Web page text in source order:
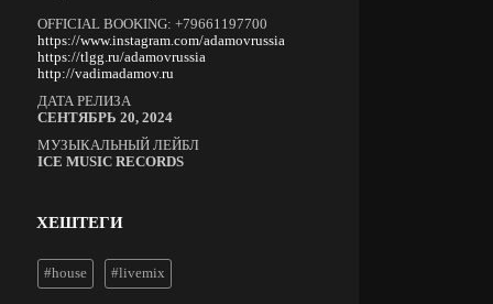
OFFICIAL BOOKING: +79661197700
https://www.instagram.com/adamovrussia
https://tlgg.ru/adamovrussia
http://vadimadamov.ru
ДАТА РЕЛИЗА
СЕНТЯБРЬ 20, 2024
МУЗЫКАЛЬНЫЙ ЛЕЙБЛ
ICE MUSIC RECORDS
ХЕШТЕГИ
#house #livemix